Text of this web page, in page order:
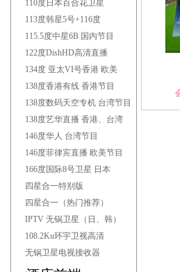
110度日本百合花卫星
113度韩星5号+116度
115.5度中星6B 国内节目
122度DishHD高清直播
134度 亚太VI号香港 欧美
138度香港有线 香港节目
138度数码天空专机 台湾节目
138度艺华直播 香港、台湾
146度华人 台湾节目
146度菲律宾直播 欧美节目
166度国际8号卫星 日本
四星合一特别版
四星合一（热门推荐）
IPTV 无锅卫星（日、韩）
108.2Ku环宇卫视高清
无锅卫星电视接收器